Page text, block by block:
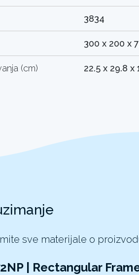
3834
300 x 200 x
(cm) 22.5 x 29.8 x
sve materijale o
| Rectangular